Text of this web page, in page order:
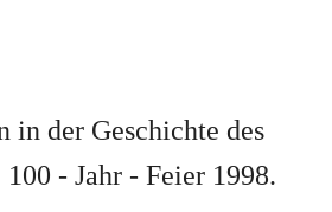
in der Geschichte des
100 - Jahr - Feier 1998.